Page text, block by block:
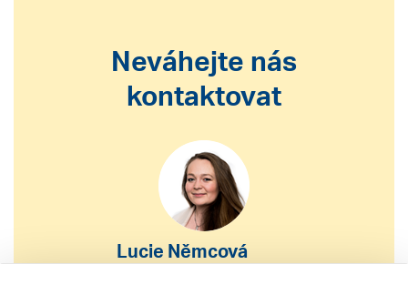
Neváhejte nás
kontaktovat
Lucie Němcová